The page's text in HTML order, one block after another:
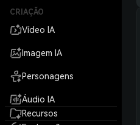
CRIAÇÃO
Vídeo IA
Imagem IA
Personagens
Áudio IA
Recursos